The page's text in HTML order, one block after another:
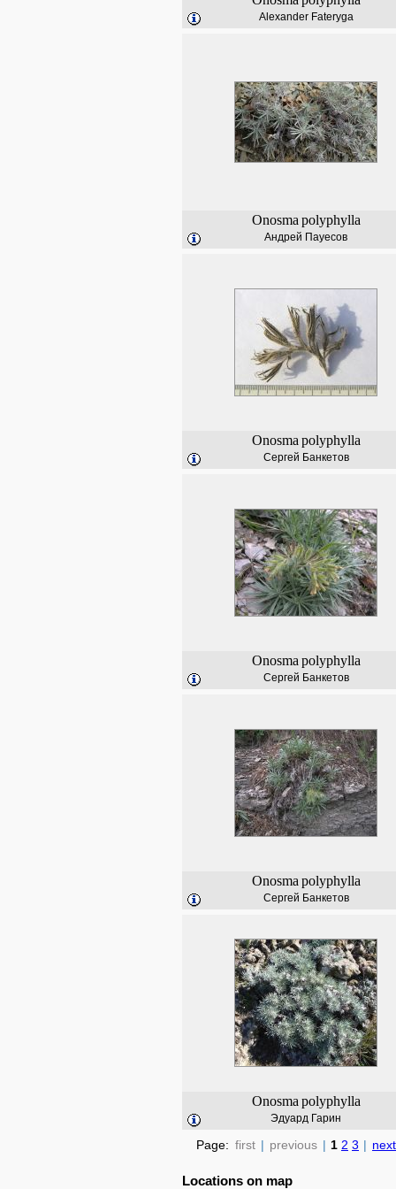
Alexander Fateryga
Onosma polyphylla
Андрей Пауесов
Onosma polyphylla
Сергей Банкетов
Onosma polyphylla
Сергей Банкетов
Onosma polyphylla
Сергей Банкетов
Onosma polyphylla
Эдуард Гарин
Page: first | previous | 1 2 3 | next
Locations on map